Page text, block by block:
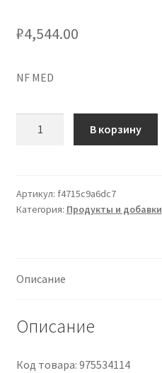
₽4,544.00
NF MED
Barretta
Latte
В корзину
Артикул: f4715c9a6dc7
Категория: Продукты и добавки
Описание
Описание
Код товара: 975534114